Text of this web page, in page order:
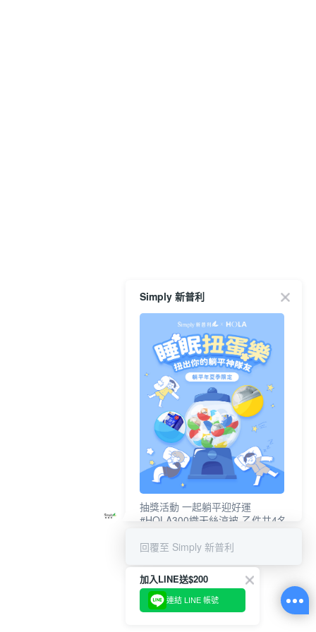
Simply 新普利
抽獎活動 一起躺平迎好運
#HOLA300織天絲涼被-乙件共4名
回覆至 Simply 新普利
加入LINE送$200
連結 LINE 帳號